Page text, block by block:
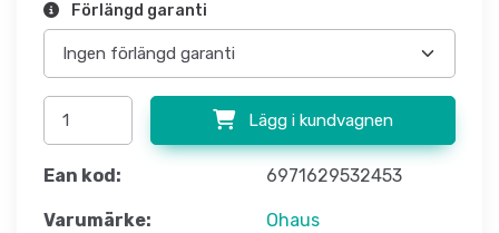
Förlängd garanti
Lägg i kundvagnen
Ean kod: 6971629532453
Varumärke: Ohaus